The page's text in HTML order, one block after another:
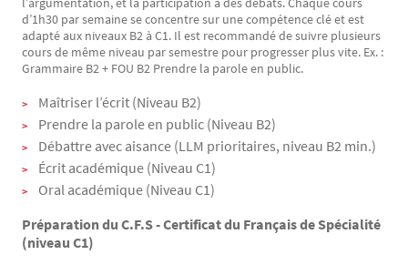
d’1h30 par semaine se concentre sur une compétence clé et est
adapté aux niveaux B2 à C1. Il est recommandé de suivre plusieurs
cours de même niveau par semestre pour progresser plus vite. Ex. :
Grammaire B2 + FOU B2 Prendre la parole en public.
Maîtriser l’écrit (Niveau B2)
Prendre la parole en public (Niveau B2)
Débattre avec aisance (LLM prioritaires, niveau B2 min.)
Écrit académique (Niveau C1)
Oral académique (Niveau C1)
Préparation du C.F.S - Certificat du Français de Spécialité
(niveau C1)